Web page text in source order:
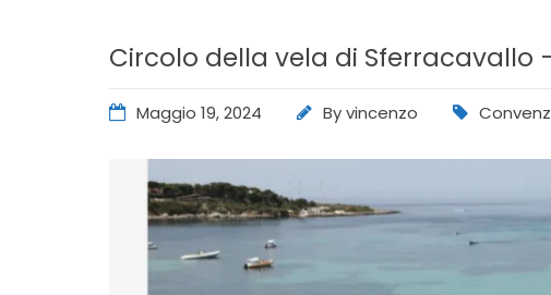
Circolo della vela di
Maggio 19, 2024 Byvincenzo